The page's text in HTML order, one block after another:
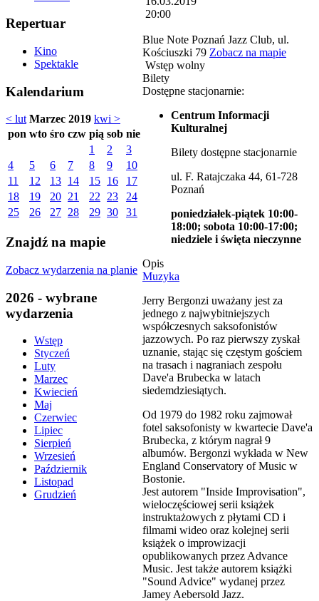
Repertuar
Kino
Spektakle
Kalendarium
< lut Marzec 2019 kwi >
pon wto śro czw pią sob nie
1
2
3
4
5 6 7 8 9
10
11
12 13 14 15 16
17
18
19 20 21 22 23
24
25
26 27 28 29 30 31
Znajdź na mapie
Zobacz wydarzenia na planie
2026 - wybrane
wydarzenia
Wstęp
Styczeń
Luty
Marzec
Kwiecień
Maj
Czerwiec
Lipiec
Sierpień
Wrzesień
Październik
Listopad
Grudzień
20:00
Blue Note Poznań Jazz Club, ul.
Kościuszki 79 Zobacz na mapie
Wstęp wolny
Bilety
Dostępne stacjonarnie:
Centrum Informacji
Kulturalnej
Bilety dostępne stacjonarnie
ul. F. Ratajczaka 44, 61-728
Poznań
poniedziałek-piątek 10:00-
18:00; sobota 10:00-17:00;
niedziele i święta nieczynne
Opis
Muzyka
Jerry Bergonzi uważany jest za
jednego z najwybitniejszych
współczesnych saksofonistów
jazzowych. Po raz pierwszy zyskał
uznanie, stając się częstym gościem
na trasach i nagraniach zespołu
Dave'a Brubecka w latach
siedemdziesiątych.
Od 1979 do 1982 roku zajmował
fotel saksofonisty w kwartecie Dave'a
Brubecka, z którym nagrał 9
albumów. Bergonzi wykłada w New
England Conservatory of Music w
Bostonie.
Jest autorem "Inside Improvisation",
wieloczęściowej serii książek
instruktażowych z płytami CD i
filmami wideo oraz kolejnej serii
książek o improwizacji
opublikowanych przez Advance
Music. Jest także autorem książki
"Sound Advice" wydanej przez
Jamey Aebersold Jazz.